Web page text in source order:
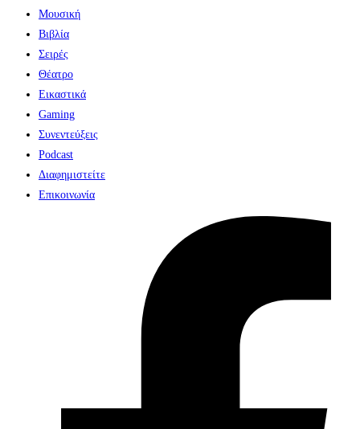
Μουσική
Βιβλία
Σειρές
Θέατρο
Εικαστικά
Gaming
Συνεντεύξεις
Podcast
Διαφημιστείτε
Επικοινωνία